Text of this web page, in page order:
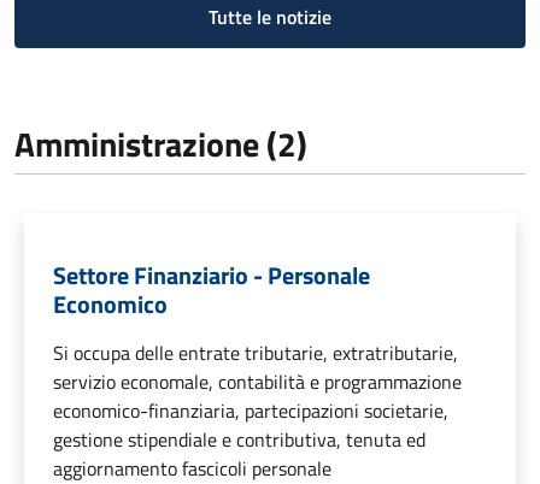
Tutte le notizie
Amministrazione (2)
Settore Finanziario - Personale
Economico
Si occupa delle entrate tributarie, extratributarie,
servizio economale, contabilità e programmazione
economico-finanziaria, partecipazioni societarie,
gestione stipendiale e contributiva, tenuta ed
aggiornamento fascicoli personale